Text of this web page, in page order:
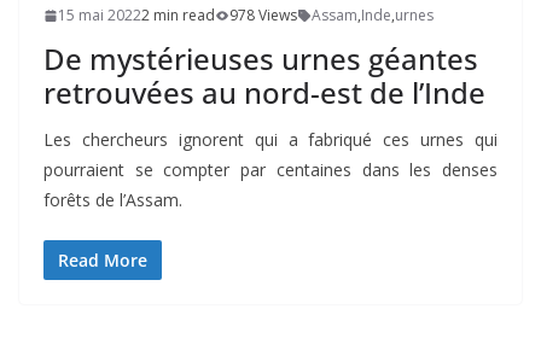
15 mai 20222 min read 978 Views Assam,Inde,urnes
De mystérieuses urnes géantes
retrouvées au nord-est de l’Inde
Les chercheurs ignorent qui a fabriqué ces urnes qui
pourraient se compter par centaines dans les denses
forêts de l’Assam.
Read More